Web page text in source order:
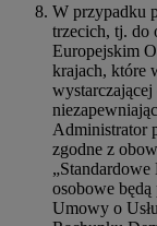
W przypadku
trzecich, tj. do
Europejskim
krajach, które
Administrator
zgodne z
osobowe
Umowy o